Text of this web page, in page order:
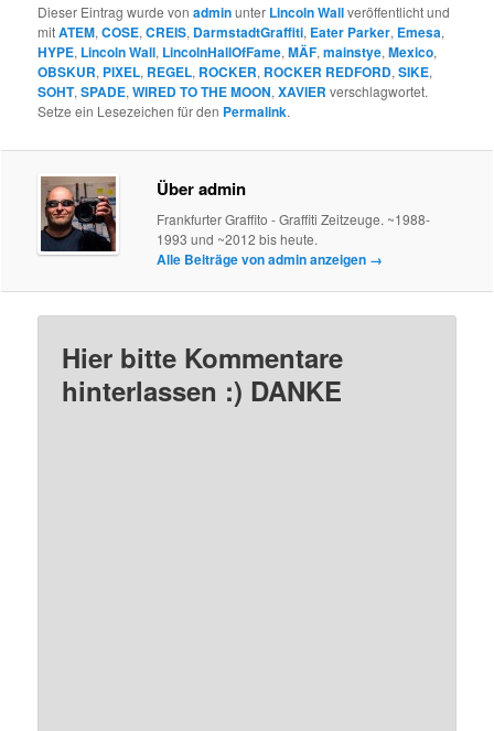
Dieser Eintrag wurde vonadminunter Lincoln Wallveröffentlicht und
mitATEM,COSE,CREIS, DarmstadtGraffiti, Eater Parker, Emesa,
HYPE, Lincoln Wall, LincolnHallOfFame,MÄF,mainstye,Mexico,
OBSKUR, PIXEL, REGEL, ROCKER, ROCKER REDFORD,SIKE,
SOHT,SPADE,WIRED TO THE MOON,XAVIER verschlagwortet.
Setze ein Lesezeichen für den Permalink.
Über admin
Frankfurter Graffito - Graffiti Zeitzeuge. ~1988-
1993 und ~2012 bis heute.
Alle Beiträge von admin anzeigen →
Hier bitte Kommentare
hinterlassen :) DANKE